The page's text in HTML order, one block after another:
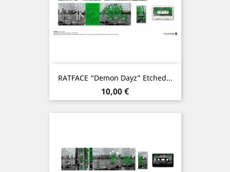
RATFACE “Demon Dayz” Etched...
Prix
10,00 €